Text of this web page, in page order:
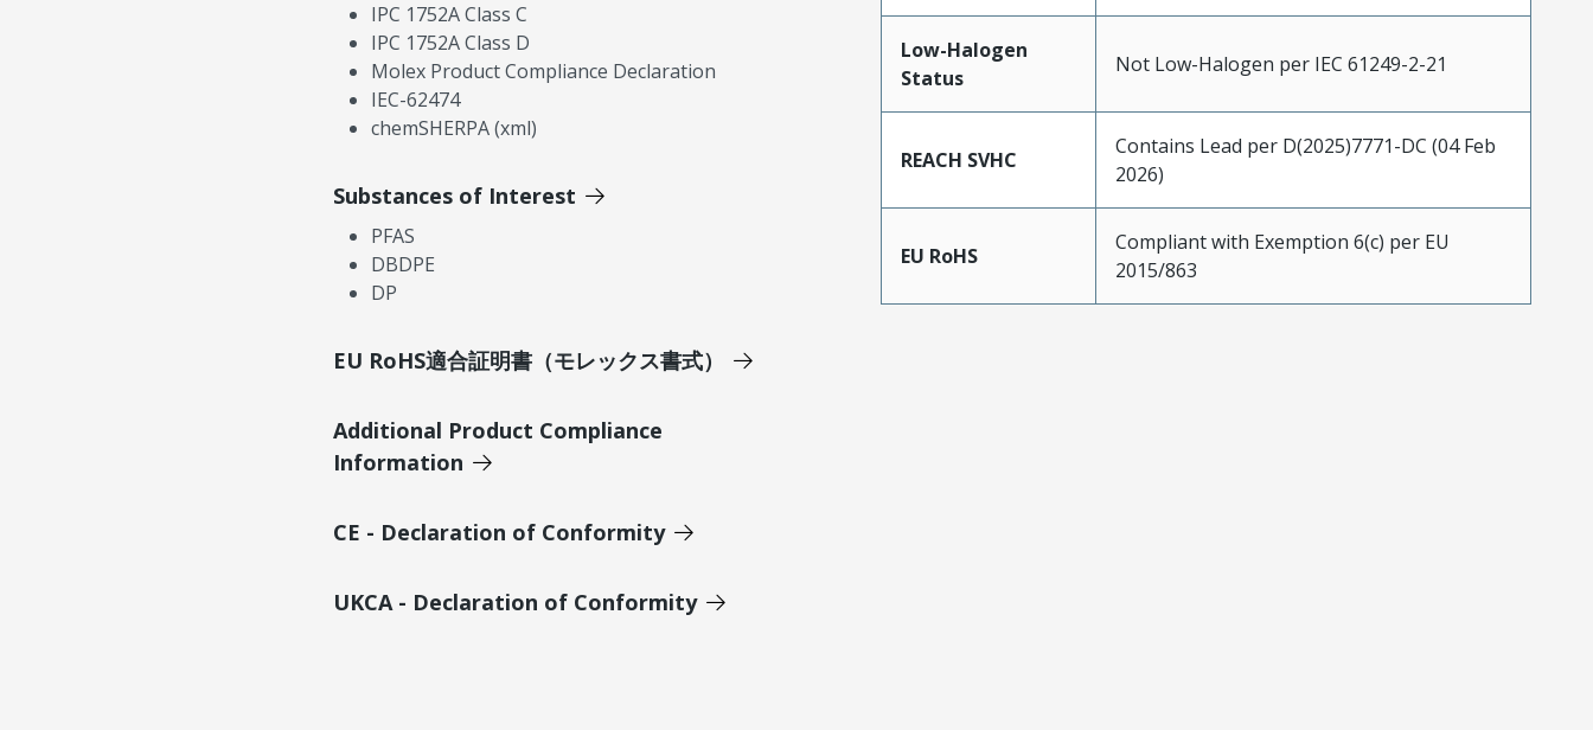
IPC 1752A Class C
IPC 1752A Class D
Molex Product Compliance Declaration
IEC-62474
chemSHERPA (xml)
Substances of Interest
PFAS
DBDPE
DP
EU RoHS適合証明書（モレックス書式）
Additional Product Compliance
Information
CE - Declaration of Conformity
UKCA - Declaration of Conformity
Low-Halogen
Status
Not Low-Halogen per IEC 61249-2-21
REACH SVHC
Contains Lead per D(2025)7771-DC (04 Feb
2026)
EU RoHS
Compliant with Exemption 6(c) per EU
2015/863